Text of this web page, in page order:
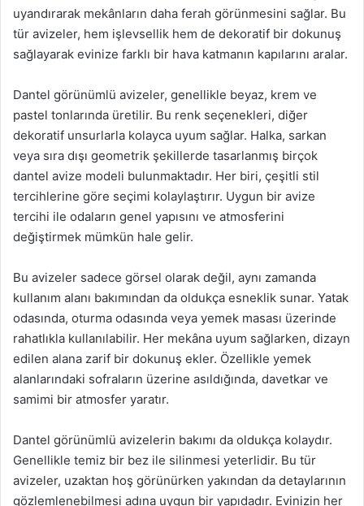
uyandırarak mekânların daha ferah görünmesini sağlar. Bu
tür avizeler, hem işlevsellik hem de dekoratif bir dokunuş
sağlayarak evinize farklı bir hava katmanın kapılarını aralar.
Dantel görünümlü avizeler, genellikle beyaz, krem ve
pastel tonlarında üretilir. Bu renk seçenekleri, diğer
dekoratif unsurlarla kolayca uyum sağlar. Halka, sarkan
veya sıra dışı geometrik şekillerde tasarlanmış birçok
dantel avize modeli bulunmaktadır. Her biri, çeşitli stil
tercihlerine göre seçimi kolaylaştırır. Uygun bir avize
tercihi ile odaların genel yapısını ve atmosferini
değiştirmek mümkün hale gelir.
Bu avizeler sadece görsel olarak değil, aynı zamanda
kullanım alanı bakımından da oldukça esneklik sunar. Yatak
odasında, oturma odasında veya yemek masası üzerinde
rahatlıkla kullanılabilir. Her mekâna uyum sağlarken, dizayn
edilen alana zarif bir dokunuş ekler. Özellikle yemek
alanlarındaki sofraların üzerine asıldığında, davetkar ve
samimi bir atmosfer yaratır.
Dantel görünümlü avizelerin bakımı da oldukça kolaydır.
Genellikle temiz bir bez ile silinmesi yeterlidir. Bu tür
avizeler, uzaktan hoş görünürken yakından da detaylarının
gözlemlenebilmesi adına uygun bir yapıdadır. Evinizin her